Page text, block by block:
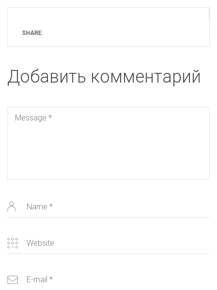
SHARE:
Добавить комментарий